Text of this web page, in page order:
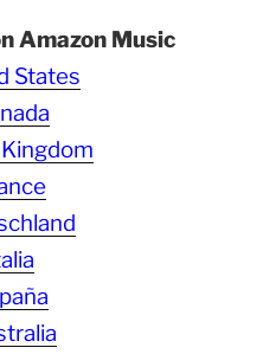
Amazon Music
States